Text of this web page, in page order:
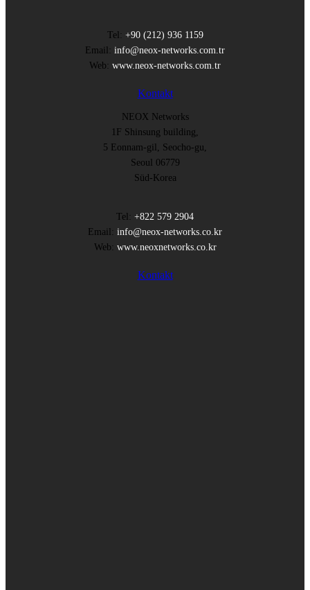
Tel: +90 (212) 936 1159
Email: info@neox-networks.com.tr
Web: www.neox-networks.com.tr
Kontakt
NEOX Networks
1F Shinsung building,
5 Eonnam-gil, Seocho-gu,
Seoul 06779
Süd-Korea
Tel: +822 579 2904
Email: info@neox-networks.co.kr
Web: www.neoxnetworks.co.kr
Kontakt